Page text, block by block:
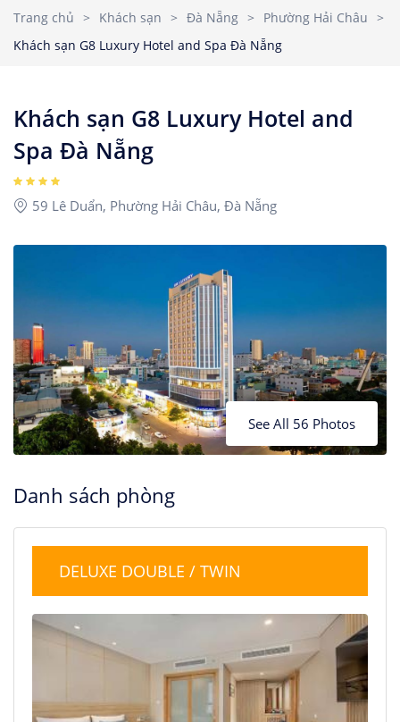
Căn hộ dịch vụ
3 4 5 6 7
8
9
10 11 12 13 14
23
24 25 26 27 28
29
30
31
Rooms
Trang chủ > Khách sạn > Đà Nẵng > Phường Hải Châu >
Khách sạn G8 Luxury Hotel and Spa Đà Nẵng
Khách sạn G8 Luxury Hotel and
Spa Đà Nẵng
59 Lê Duẩn, Phường Hải Châu, Đà Nẵng
See All 56 Photos
Danh sách phòng
DELUXE DOUBLE / TWIN